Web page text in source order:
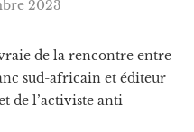
2023
de la rencontre entre
sud-africain et éditeur
de l’activiste anti-